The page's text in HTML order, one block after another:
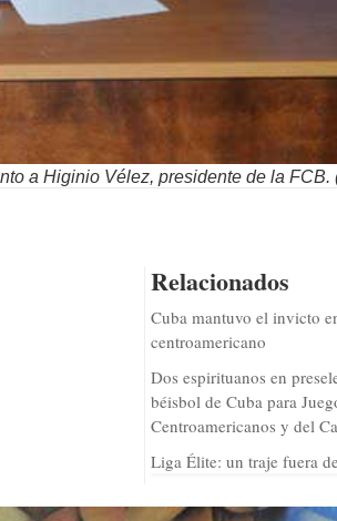
a Higinio Vélez, presidente de la FCB.
Relacionados
Cuba mantuvo el invicto
centroamericano
Dos espirituanos en
béisbol de Cuba para
Centroamericanos y del
Liga Élite: un traje fuera